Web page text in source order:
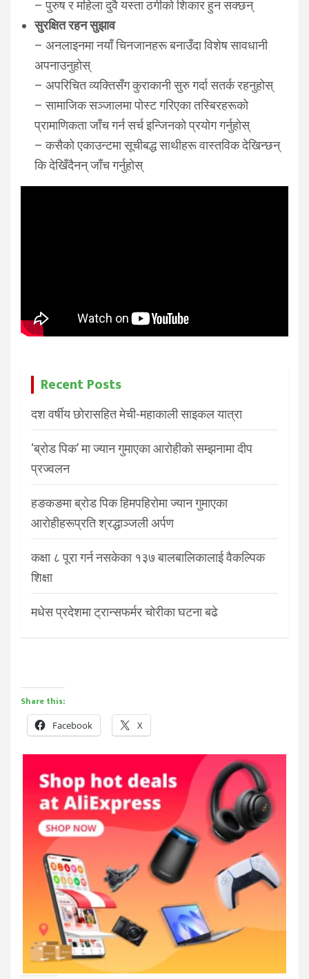
– पुरुष र महिला दुवै यस्ता ठगीको शिकार हुन सक्छन्
सुरक्षित रहन सुझाव
– अनलाइनमा नयाँ चिनजानहरू बनाउँदा विशेष सावधानी
अपनाउनुहोस्
– अपरिचित व्यक्तिसँग कुराकानी सुरु गर्दा सतर्क रहनुहोस्
– सामाजिक सञ्जालमा पोस्ट गरिएका तस्बिरहरूको
प्रामाणिकता जाँच गर्न सर्च इन्जिनको प्रयोग गर्नुहोस्
– कसैको एकाउन्टमा सूचीबद्ध साथीहरू वास्तविक देखिन्छन्
कि देखिँदैनन् जाँच गर्नुहोस्
Recent Posts
दश वर्षीय छोरासहित मेची-महाकाली साइकल यात्रा
‘ब्रोड पिक’ मा ज्यान गुमाएका आरोहीको सम्झनामा दीप
प्रज्वलन
हङकङमा ब्रोड पिक हिमपहिरोमा ज्यान गुमाएका
आरोहीहरूप्रति श्रद्धाञ्जली अर्पण
कक्षा ८ पूरा गर्न नसकेका १३७ बालबालिकालाई वैकल्पिक
शिक्षा
मधेस प्रदेशमा ट्रान्सफर्मर चोरीका घटना बढे
Share this:
Facebook X